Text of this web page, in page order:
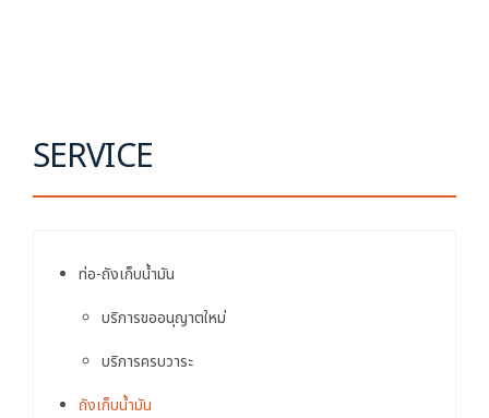
SERVICE
ท่อ-ถังเก็บน้ำมัน
บริการขออนุญาตใหม่
บริการครบวาระ
ถังเก็บน้ำมัน